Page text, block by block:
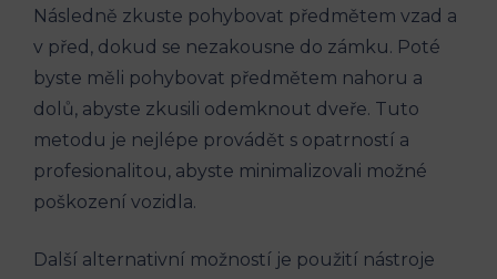
Následně zkuste pohybovat předmětem vzad a
v před, dokud se nezakousne ⁤do zámku. Poté
byste měli pohybovat předmětem nahoru a
dolů, abyste​ zkusili odemknout dveře. Tuto
metodu je nejlépe provádět s​ opatrností a
profesionalitou, abyste minimalizovali možné
poškození vozidla.
Další alternativní možností je použití nástroje